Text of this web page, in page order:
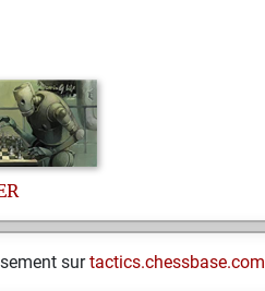
surtactics.chessbase.com